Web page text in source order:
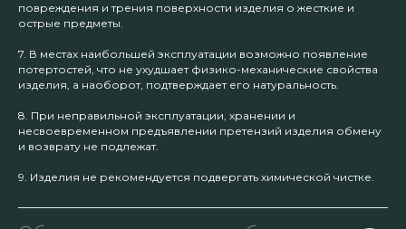
повреждения и трения поверхности изделия о жесткие и
острые предметы.
7. В местах наибольшей эксплуатации возможно появление
потертостей, что не ухудшает физико-механические свойства
изделия, а наоборот, подтверждает его натуральность.
8. При неправильной эксплуатации, хранении и
несвоевременном предъявлении претензий изделия обмену
и возврату не подлежат.
9. Изделия не рекомендуется подвергать химической чистке.